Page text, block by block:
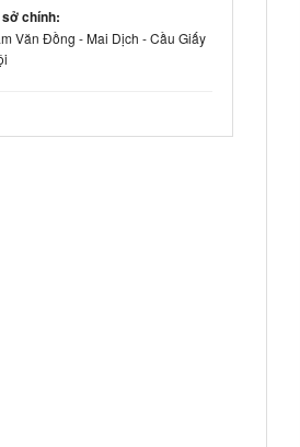
sở chính:
Văn Đồng - Mai Dịch - Cầu Giấy